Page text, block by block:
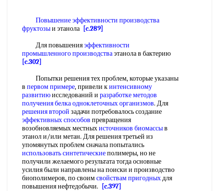
Повышение эффективности производства
фруктозыи этанола [c.289]
Для повышенияэффективности
промышленного производстваэтанола в бактерию
[c.302]
Попытки решения тех проблем, которые указаны
в первом примере, привели кинтенсивному
развитиюисследований и разработке методов
получения белка одноклеточных организмов. Для
решения второй задачи потребовалось создание
эффективных способов превращения
возобновляемых местныхисточников биомассыв
этанол и/или метан. Для решения третьей из
упомянутых проблем сначала попытались
использовать синтетическиеполимеры, но не
получили желаемого результата тогда основные
усилия были направлены на поиски и производство
биополимеров, по своимсвойствам пригодныхдля
повышения нефтедобычи.
[c.397]